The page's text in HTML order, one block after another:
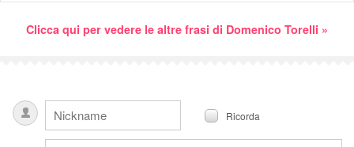
Clicca qui per vedere le altre frasi di Domenico Torelli »
Ricorda